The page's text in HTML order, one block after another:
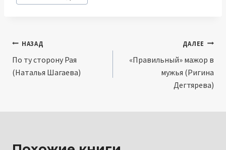
записи:
Навигация
по
НАЗАД
По ту сторону Рая
(Наталья Шагаева)
ДАЛЕЕ
«Правильный» мажор в
мужья (Ригина
Дегтярева)